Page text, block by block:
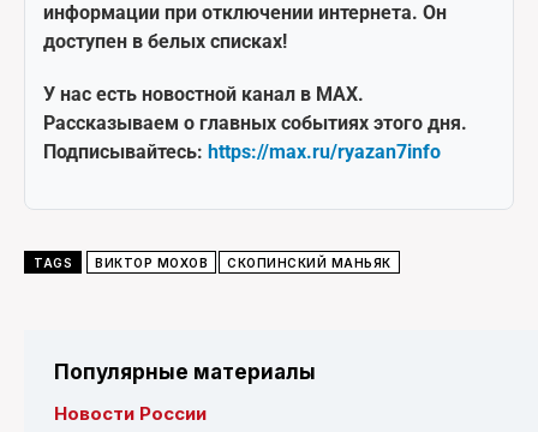
информации при отключении интернета. Он
доступен в белых списках!
У нас есть новостной канал в MAX.
Рассказываем о главных событиях этого дня.
Подписывайтесь: https://max.ru/ryazan7info
TAGS ВИКТОР МОХОВ СКОПИНСКИЙ МАНЬЯК
Популярные материалы
Новости России